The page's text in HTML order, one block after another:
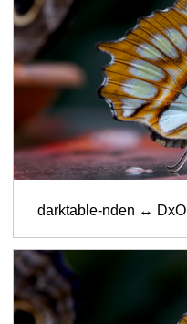
darktable-nden ↔ DxO